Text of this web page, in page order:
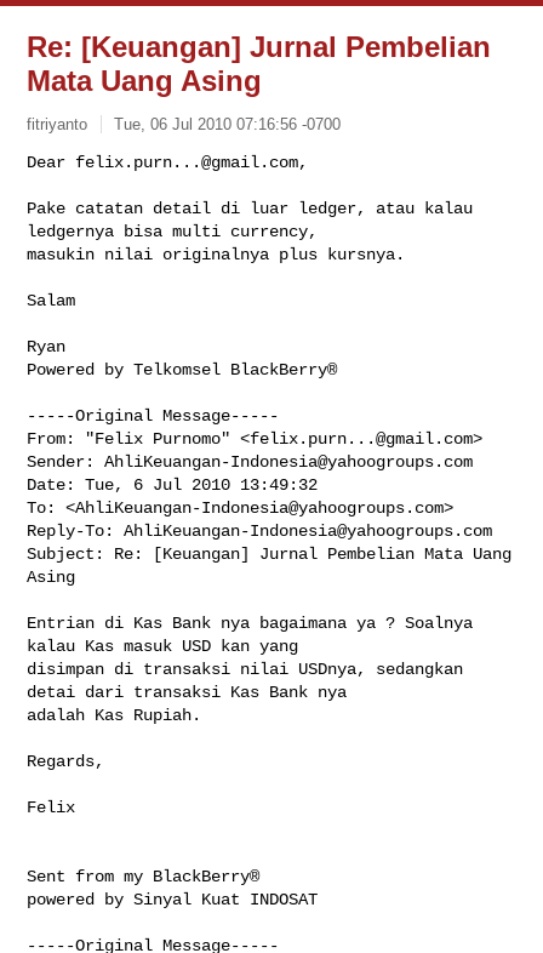
Re: [Keuangan] Jurnal Pembelian
Mata Uang Asing
fitriyanto Tue, 06 Jul 2010 07:16:56 -0700
Dear felix.purn...@gmail.com,
Pake catatan detail di luar ledger, atau kalau
ledgernya bisa multi currency,
masukin nilai originalnya plus kursnya.
Salam
Ryan
Powered by Telkomsel BlackBerry®
-----Original Message-----
From: "Felix Purnomo" <felix.purn...@gmail.com>
Sender: AhliKeuangan-Indonesia@yahoogroups.com
Date: Tue, 6 Jul 2010 13:49:32
To: <AhliKeuangan-Indonesia@yahoogroups.com>
Reply-To: AhliKeuangan-Indonesia@yahoogroups.com
Subject: Re: [Keuangan] Jurnal Pembelian Mata Uang
Asing
Entrian di Kas Bank nya bagaimana ya ? Soalnya
kalau Kas masuk USD kan yang
disimpan di transaksi nilai USDnya, sedangkan
detai dari transaksi Kas Bank nya
adalah Kas Rupiah.
Regards,
Felix
Sent from my BlackBerry®
powered by Sinyal Kuat INDOSAT
-----Original Message-----